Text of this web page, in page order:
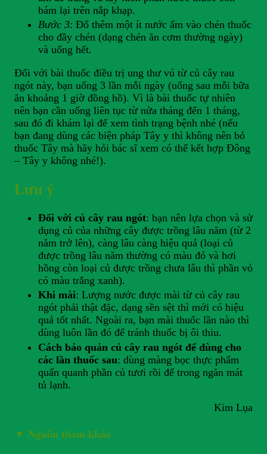
bám lại trên nắp khạp.
Bước 3: Đổ thêm một ít nước ấm vào chén thuốc
cho đầy chén (dạng chén ăn cơm thường ngày)
và uống hết.
Đối với bài thuốc điều trị ung thư vú từ củ cây rau
ngót này, bạn uống 3 lần mỗi ngày (uống sau mỗi bữa
ăn khoảng 1 giờ đồng hồ). Vì là bài thuốc tự nhiên
nên bạn cần uống liên tục từ nửa tháng đến 1 tháng,
sau đó đi khám lại để xem tình trạng bệnh nhé (nếu
bạn đang dùng các biện pháp Tây y thì không nên bỏ
thuốc Tây mà hãy hỏi bác sĩ xem có thể kết hợp Đông
– Tây y không nhé!).
Lưu ý
Đối với củ cây rau ngót: bạn nên lựa chọn và sử
dụng củ của những cây được trồng lâu năm (từ 2
năm trở lên), càng lâu càng hiệu quả (loại củ
được trồng lâu năm thường có màu đỏ và hơi
hồng còn loại củ được trồng chưa lâu thì phần vỏ
có màu trắng xanh).
Khi mài: Lượng nước được mài từ củ cây rau
ngót phải thật đặc, dạng sền sệt thì mới có hiệu
quả tốt nhất. Ngoài ra, bạn mài thuốc lần nào thì
dùng luôn lần đó để tránh thuốc bị ôi thiu.
Cách bảo quản củ cây rau ngót để dùng cho
các lần thuốc sau: dùng màng bọc thực phẩm
quấn quanh phần củ tươi rồi để trong ngăn mát
tủ lạnh.
Kim Lụa
▼ Nguồn tham khảo